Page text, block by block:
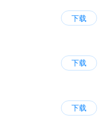
下载
下载
下载